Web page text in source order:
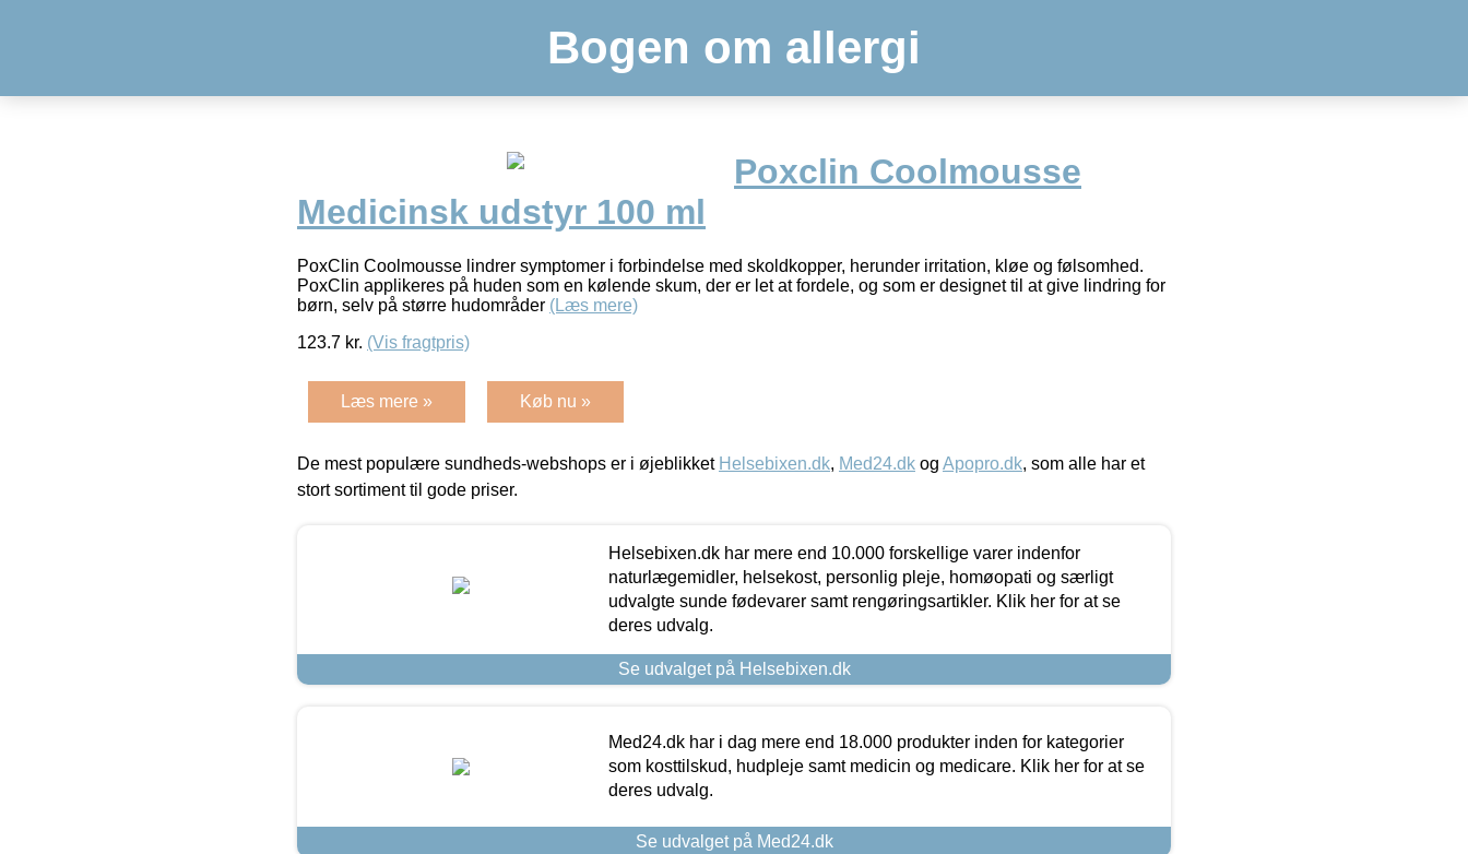
Bogen om allergi
Poxclin Coolmousse
Medicinsk udstyr 100 ml
PoxClin Coolmousse lindrer symptomer i forbindelse med skoldkopper, herunder irritation, kløe og følsomhed.
PoxClin applikeres på huden som en kølende skum, der er let at fordele, og som er designet til at give lindring for
børn, selv på større hudområder (Læs mere)
123.7 kr. (Vis fragtpris)
Læs mere » Køb nu »
De mest populære sundheds-webshops er i øjeblikket Helsebixen.dk, Med24.dk og Apopro.dk, som alle har et
stort sortiment til gode priser.
Helsebixen.dk har mere end 10.000 forskellige varer indenfor
naturlægemidler, helsekost, personlig pleje, homøopati og særligt
udvalgte sunde fødevarer samt rengøringsartikler. Klik her for at se
deres udvalg.
Se udvalget på Helsebixen.dk
Med24.dk har i dag mere end 18.000 produkter inden for kategorier
som kosttilskud, hudpleje samt medicin og medicare. Klik her for at se
deres udvalg.
Se udvalget på Med24.dk